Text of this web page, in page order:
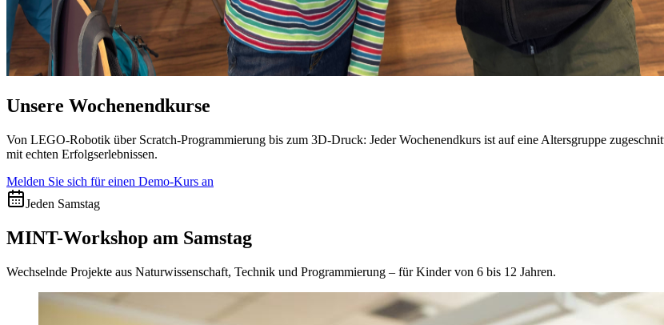
Unsere Wochenendkurse
Von LEGO-Robotik über Scratch-Programmierung bis zum 3D-Druck: Jeder Wochenendkurs ist auf eine Altersgruppe
mit echten Erfolgserlebnissen.
Melden Sie sich für einen Demo-Kurs an
Jeden Samstag
MINT-Workshop am Samstag
Wechselnde Projekte aus Naturwissenschaft, Technik und Programmierung – für Kinder von 6 bis 12 Jahren.